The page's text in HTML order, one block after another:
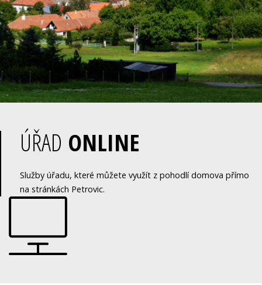
ÚŘAD ONLINE
Služby úřadu, které můžete využít z pohodlí domova přímo
na stránkách Petrovic.